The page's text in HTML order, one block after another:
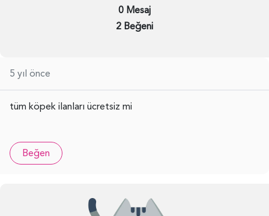
0 Mesaj
2 Beğeni
5 yıl önce
tüm köpek ilanları ücretsiz mi
Beğen